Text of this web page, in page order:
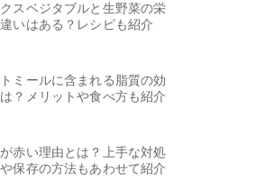
スベジタブルと生野菜の栄
いはある？レシピも紹介
ミールに含まれる脂質の効
？メリットや食べ方も紹介
赤い理由とは？上手な対処
保存の方法もあわせて紹介